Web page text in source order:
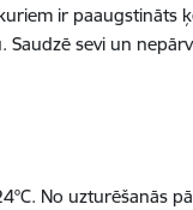
ir paaugstināts
sevi un
No uzturēšanās